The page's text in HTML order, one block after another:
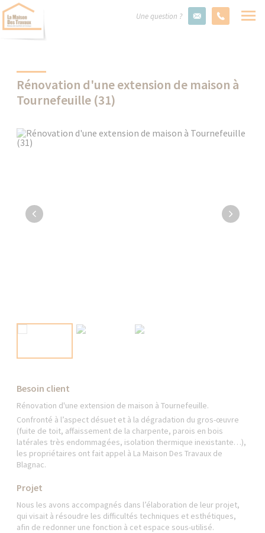
Une question ?
Rénovation d'une extension de maison à
Tournefeuille (31)
Besoin client
Rénovation d'une extension de maison à Tournefeuille.
Confronté à l’aspect désuet et à la dégradation du gros-œuvre
(fuite de toit, affaissement de la charpente, parois en bois
latérales très endommagées, isolation thermique inexistante…),
les propriétaires ont fait appel à La Maison Des Travaux de
Blagnac.
Projet
Nous les avons accompagnés dans l’élaboration de leur projet,
qui visait à résoudre les difficultés techniques et esthétiques,
afin de redonner une fonction à cet espace sous-utilisé.